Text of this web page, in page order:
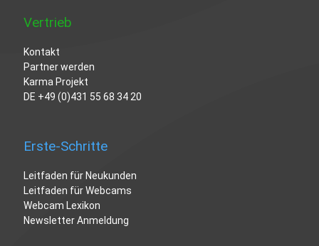
Vertrieb
Kontakt
Partner werden
Karma Projekt
DE +49 (0)431 55 68 34 20
Erste-Schritte
Leitfaden für Neukunden
Leitfaden für Webcams
Webcam Lexikon
Newsletter Anmeldung